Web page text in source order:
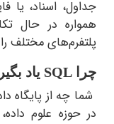
اسناد، یا
در حال تکامل
مختلف را تسهیل
SQL یاد بگیریم؟
از پایگاه داده
علوم داده، هوش